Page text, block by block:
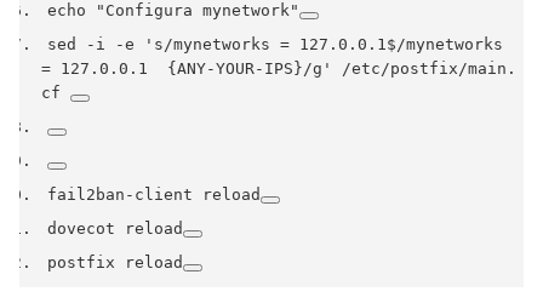
echo
"Configura mynetwork"
sed
- i -e
's/mynetworks = 127.0.0.1$/mynetworks
= 127.0.0.1  {ANY-YOUR-IPS}/g'
/etc/postfix/main .
cf
fail2ban - client reload
dovecot reload
postfix reload